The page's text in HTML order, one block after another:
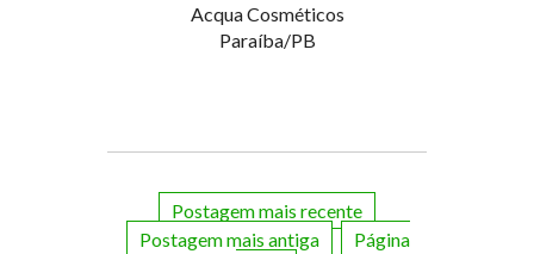
Acqua Cosméticos
Paraíba/PB
Postagem mais recente
Postagem mais antiga
Página